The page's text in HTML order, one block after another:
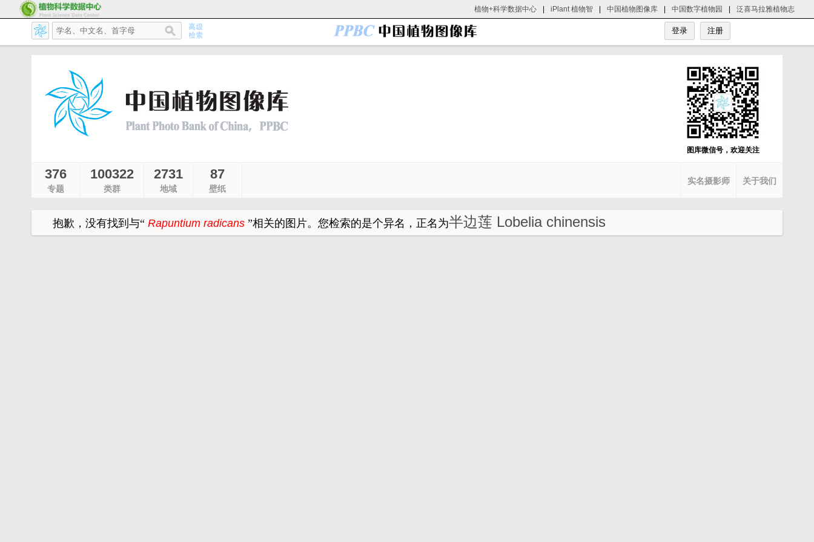
植物+科学数据中心 iPlant 植物智 中国植物图像库 中国数字植物园 泛喜马拉雅植物志
图库微信号，欢迎关注
376
专题
100322
类群
2731
地域
87
壁纸
关于我们
实名摄影师
抱歉，没有找到与“ Rapuntium radicans ”相关的图片。 您检索的是个异名，正名为半边莲 Lobelia chinensis